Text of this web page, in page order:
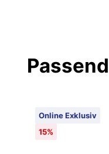
Online Exklusiv
15%